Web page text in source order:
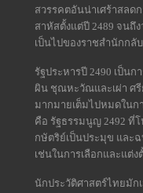
สวรรคตอันน่าเศร้าสลด
สาหัสตั้งแต่ปี 2489 จนถึ
เป็นไปของราชสำนักกลั
รัฐประหารปี 2490 เป็น
ผิน ชุณหะวัณและเผ่า ศ
มากมายเต็มไปหมดในก
คือ รัฐธรรมนูญ 2492 ที่
กษัตริย์เป็นประมุข และ
เช่นในการเลือกและแต่
นักประวัติศาสตร์ไทยมัก